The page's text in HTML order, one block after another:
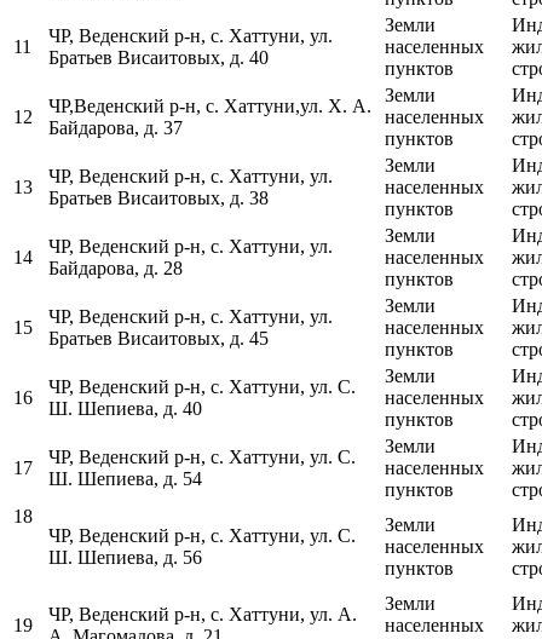
11
ЧР, Веденский р-н, с. Хаттуни, ул.
Братьев Висаитовых, д. 40
Земли
населенных
пунктов
12
ЧР,Веденский р-н, с. Хаттуни,ул. Х. А.
Байдарова, д. 37
Земли
населенных
пунктов
13
ЧР, Веденский р-н, с. Хаттуни, ул.
Братьев Висаитовых, д. 38
Земли
населенных
пунктов
14
ЧР, Веденский р-н, с. Хаттуни, ул.
Байдарова, д. 28
Земли
населенных
пунктов
15
ЧР, Веденский р-н, с. Хаттуни, ул.
Братьев Висаитовых, д. 45
Земли
населенных
пунктов
16
ЧР, Веденский р-н, с. Хаттуни, ул. С.
Ш. Шепиева, д. 40
Земли
населенных
пунктов
17
ЧР, Веденский р-н, с. Хаттуни, ул. С.
Ш. Шепиева, д. 54
Земли
населенных
пунктов
18
ЧР, Веденский р-н, с. Хаттуни, ул. С.
Ш. Шепиева, д. 56
Земли
населенных
пунктов
19
ЧР, Веденский р-н, с. Хаттуни, ул. А.
Земли
населенных